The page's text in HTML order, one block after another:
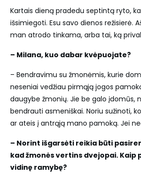
Kartais dieną pradedu septintą ryto,
išsimiegoti. Esu savo dienos režisierė.
man atrodo tinkama, arba tai, ką
– Milana, kuo dabar kvėpuojate?
– Bendravimu su žmonėmis, kurie
neseniai vedžiau pirmąją jogos
daugybe žmonių. Jie be galo įdomūs,
bendrauti asmeniškai. Noriu sužinoti,
ar ateis į antrąją mano pamoką. Jei
– Norint išgarsėti reikia būti
kad žmonės vertins dvejopai. Kaip
vidinę ramybę?